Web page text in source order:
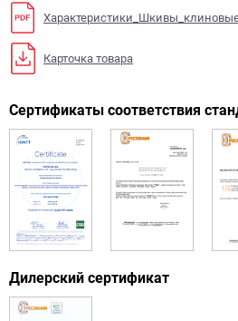
Карточка товара
Сертификаты соответствия
Дилерский сертификат